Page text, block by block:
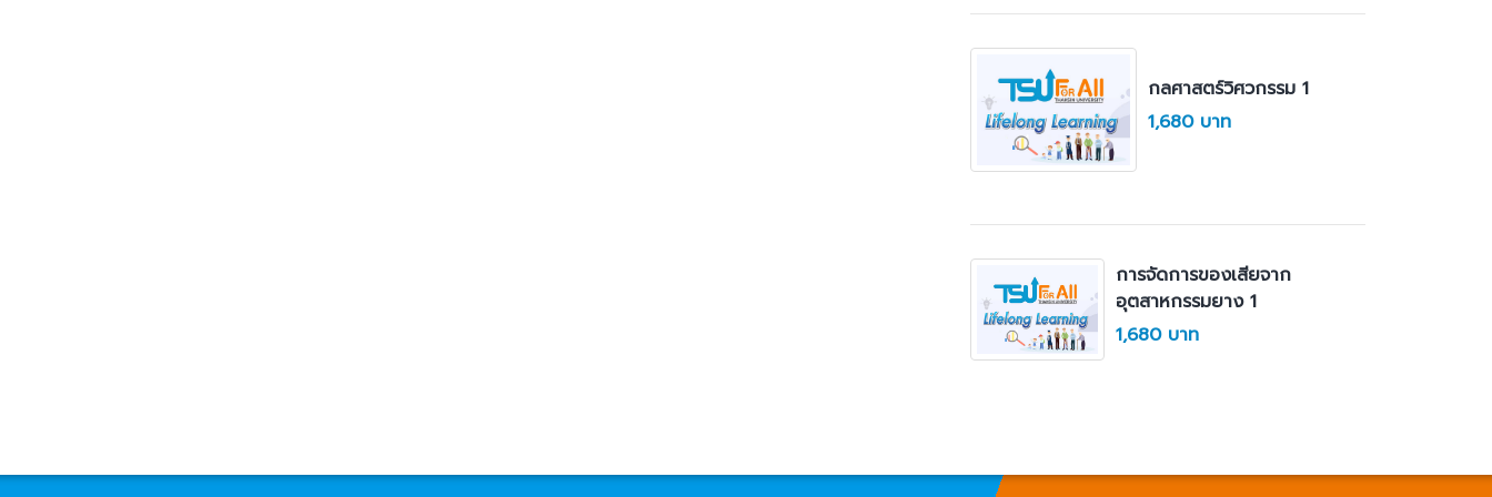
กลศาสตร์วิศวกรรม 1
1,680 บาท
การจัดการของเสียจาก
อุตสาหกรรมยาง 1
1,680 บาท